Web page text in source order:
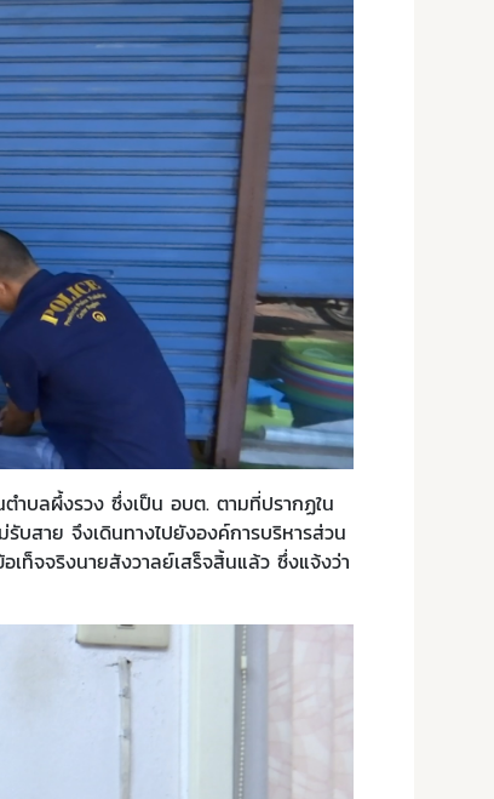
ำบลผึ้งรวง ซึ่งเป็น อบต. ตามที่ปรากฏใน
บสาย จึงเดินทางไปยังองค์การบริหารส่วน
จจริงนายสังวาลย์เสร็จสิ้นแล้ว ซึ่งแจ้งว่า